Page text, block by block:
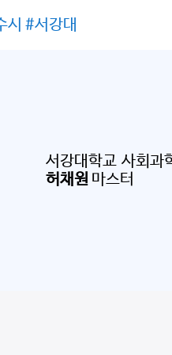
시 #서강대
서강대학교 사회과
허채원마스터